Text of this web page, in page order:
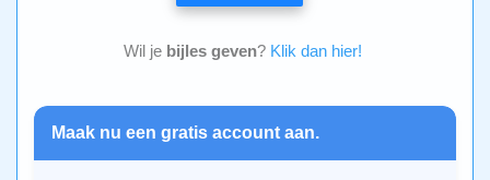
Wil je bijles geven? Klik dan hier!
Maak nu een gratis account aan.